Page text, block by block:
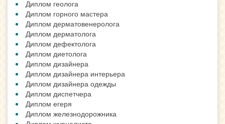
Диплом геолога
Диплом горного мастера
Диплом дерматовенеролога
Диплом дерматолога
Диплом дефектолога
Диплом диетолога
Диплом дизайнера
Диплом дизайнера интерьера
Диплом дизайнера одежды
Диплом диспетчера
Диплом егеря
Диплом железнодорожника